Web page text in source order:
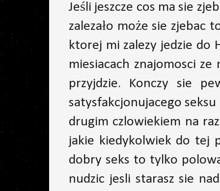
Jeśli jeszcze cos ma sie
zalezało może sie zjebac
ktorej mi zalezy jedzie do
miesiacach znajomosci
przyjdzie. Konczy sie
satysfakcjonujacego
drugim czlowiekiem na
jakie kiedykolwiek do tej
dobry seks to tylko
nudzic jesli starasz sie